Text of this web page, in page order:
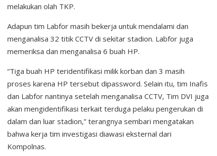
melakukan olah TKP.
Adapun tim Labfor masih bekerja untuk mendalami dan
menganalisa 32 titik CCTV di sekitar stadion. Labfor juga
memeriksa dan menganalisa 6 buah HP.
“Tiga buah HP teridentifikasi milik korban dan 3 masih
proses karena HP tersebut dipassword. Selain itu, tim Inafis
dan Labfor nantinya setelah menganalisa CCTV, Tim DVI juga
akan mengidentifikasi terkait terduga pelaku pengerukan di
dalam dan luar stadion,” terangnya sembari mengatakan
bahwa kerja tim investigasi diawasi eksternal dari
Kompolnas.